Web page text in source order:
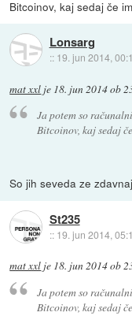
Bitcoinov, kaj sedaj če
Lonsarg
:: 19. jun 2014,
mat xxl je 18. jun 2014 ob
Ja potem so
Bitcoinov, kaj sedaj
So jih seveda ze
St235
:: 19. jun 2014,
mat xxl je 18. jun 2014 ob
Ja potem so
Bitcoinov, kaj sedaj